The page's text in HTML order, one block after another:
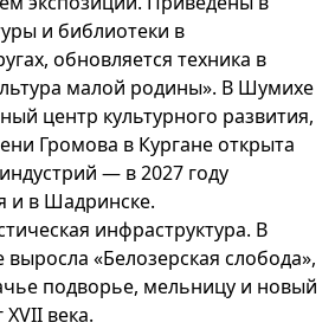
и библиотеки в
обновляется техника в
малой родины». В Шумихе
центр культурного развития,
Громова в Кургане открыта
— в 2027 году
и в Шадринске.
инфраструктура. В
выросла «Белозерская слобода»,
подворье, мельницу и новый
века.